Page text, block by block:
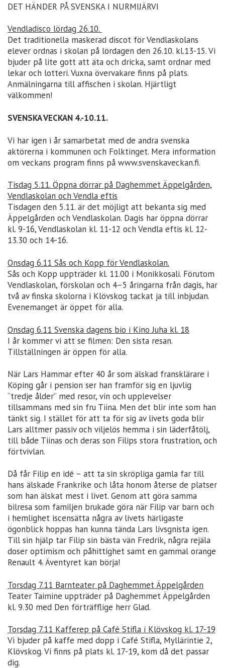
DET HÄNDER PÅ SVENSKA I NURMIJÄRVI
Vendladisco lördag 26.10.
Det traditionella maskerad discot för Vendlaskolans
elever ordnas i skolan på lördagen den 26.10. kl.13-15. Vi
bjuder på lite gott att äta och dricka, samt ordnar med
lekar och lotteri. Vuxna övervakare finns på plats.
Anmälningarna till affischen i skolan. Hjärtligt
välkommen!
SVENSKA VECKAN 4.-10.11.
Vi har igen i år samarbetat med de andra svenska
aktörerna i kommunen och Folktinget. Mera information
om veckans program finns på www.svenskaveckan.fi.
Tisdag 5.11. Öppna dörrar på Daghemmet Äppelgården,
Vendlaskolan och Vendla eftis
Tisdagen den 5.11. är det möjligt att bekanta sig med
Äppelgården och Vendlaskolan. Dagis har öppna dörrar
kl. 9-16, Vendlaskolan kl. 11-12 och Vendla eftis kl. 12-
13.30 och 14-16.
Onsdag 6.11 Sås och Kopp för Vendlaskolan.
Sås och Kopp uppträder kl. 11.00 i Monikkosali. Förutom
Vendlaskolan, förskolan och 4–5 åringarna från dagis, har
två av finska skolorna i Klövskog tackat ja till inbjudan.
Evenemanget är öppet för alla.
Onsdag 6.11 Svenska dagens bio i Kino Juha kl. 18
I år kommer vi att se filmen: Den sista resan.
Tillställningen är öppen för alla.
När Lars Hammar efter 40 år som älskad fransklärare i
Köping går i pension ser han framför sig en ljuvlig
“tredje ålder” med resor, vin och upplevelser
tillsammans med sin fru Tiina. Men det blir inte som han
tänkt sig. I stället för att ta för sig av livets goda blir
Lars alltmer passiv och viljelös hemma i sin läderfåtölj,
till både Tiinas och deras son Filips stora frustration, och
förtvivlan.
Då får Filip en idé – att ta sin skröpliga gamla far till
hans älskade Frankrike och låta honom återse de platser
som han älskat mest i livet. Genom att göra samma
bilresa som familjen brukade göra när Filip var barn och
i hemlighet iscensätta några av livets härligaste
ögonblick hoppas han kunna tända Lars livsgnista igen.
Till sin hjälp tar Filip sin bästa vän Fredrik, några rejäla
doser optimism och påhittighet samt en gammal orange
Renault 4. Äventyret kan börja!
Torsdag 7.11 Barnteater på Daghemmet Äppelgården
Teater Taimine uppträder på Daghemmet Äppelgården
kl. 9.30 med Den förträfflige herr Glad.
Torsdag 7.11 Kafferep på Café Stifla i Klövskog kl. 17-19
Vi bjuder på kaffe med dopp i Café Stifla, Myllärintie 2,
Klövskog. Vi finns på plats kl. 17-19, kom då det passar
dig.